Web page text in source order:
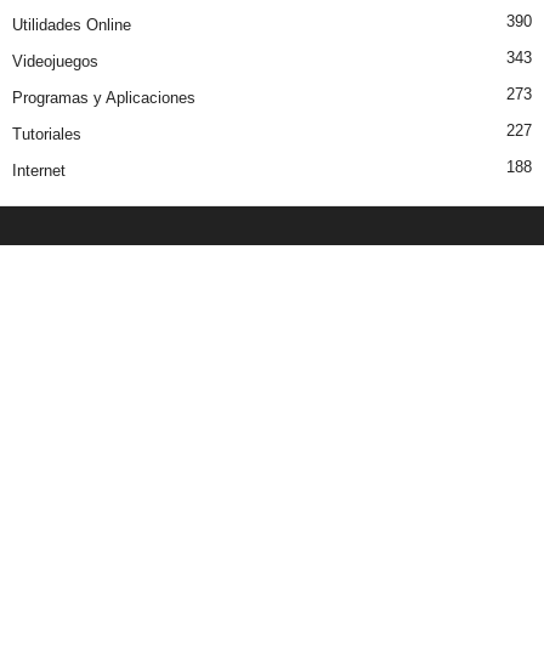
Utilidades Online 390
Videojuegos 343
Programas y Aplicaciones 273
Tutoriales 227
Internet 188